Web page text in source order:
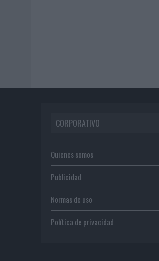
CORPORATIVO
Quienes somos
Publicidad
Normas de uso
Política de privacidad